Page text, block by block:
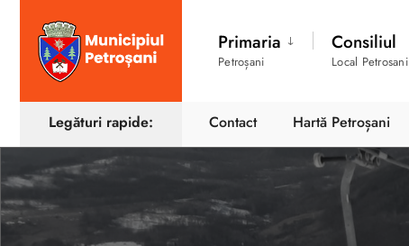
Primaria
Petroșani
Consiliul
Local Petrosani
Legături rapide: Contact Hartă Petroșani